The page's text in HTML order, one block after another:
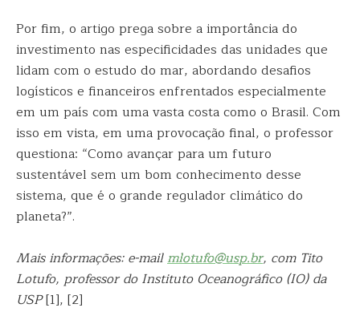
Por fim, o artigo prega sobre a importância do
investimento nas especificidades das unidades que
lidam com o estudo do mar, abordando desafios
logísticos e financeiros enfrentados especialmente
em um país com uma vasta costa como o Brasil. Com
isso em vista, em uma provocação final, o professor
questiona: “Como avançar para um futuro
sustentável sem um bom conhecimento desse
sistema, que é o grande regulador climático do
planeta?”.
Mais informações: e-mailmlotufo@usp.br, com Tito
Lotufo, professor do Instituto Oceanográfico (IO) da
USP[1], [2]